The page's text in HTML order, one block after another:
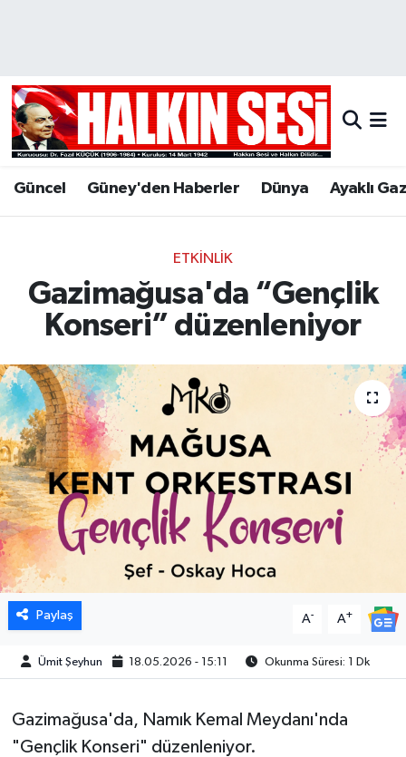
Güncel Güney'den Haberler Dünya Ayaklı
ETKINLIK
Gazimağusa'da “Gençlik
Konseri” düzenleniyor
Paylaş A- A+
Ümit Şeyhun 18.05.2026 - 15:11 Okunma Süresi: 1 Dk
Gazimağusa'da, Namık Kemal Meydanı'nda
"Gençlik Konseri" düzenleniyor.
Hava Durumu
Trafik Durumu
Son Dakika Haberleri